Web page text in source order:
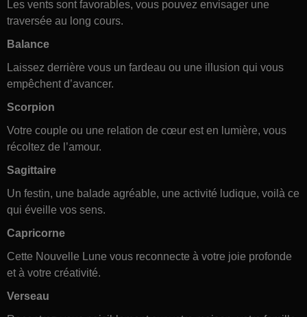
Les vents sont favorables, vous pouvez envisager une
traversée au long cours.
Balance
Laissez derrière vous un fardeau ou une illusion qui vous
empêchent d’avancer.
Scorpion
Votre couple ou une relation de cœur est en lumière, vous
récoltez de l’amour.
Sagittaire
Un festin, une balade agréable, une activité ludique, voilà ce
qui éveille vos sens.
Capricorne
Cette Nouvelle Lune vous reconnecte à votre joie profonde
et à votre créativité.
Verseau